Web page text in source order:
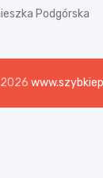
Podgórska